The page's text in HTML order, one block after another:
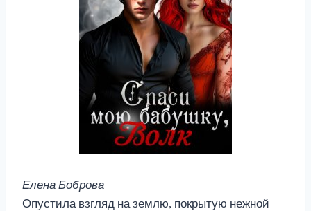
Елена Боброва
Опустила взгляд на землю, покрытую нежной